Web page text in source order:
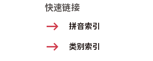
快速链接
拼音索引
类别索引